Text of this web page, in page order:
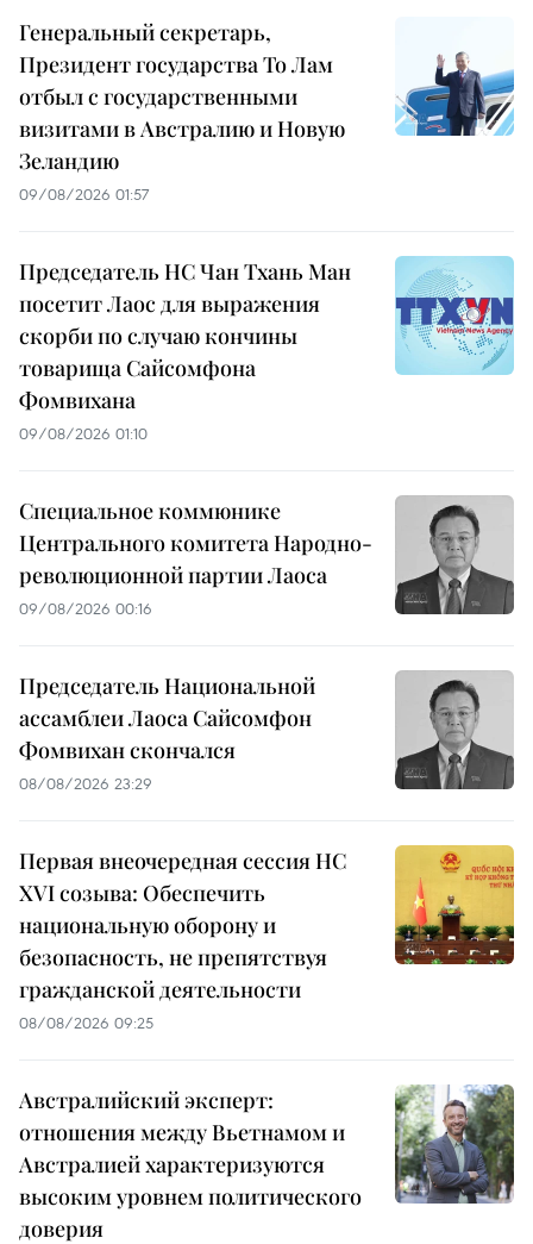
Генеральный секретарь,
Президент государства То Лам
отбыл с государственными
визитами в Австралию и Новую
Зеландию
09/08/2026 01:57
Председатель НС Чан Тхань Ман
посетит Лаос для выражения
скорби по случаю кончины
товарища Сайсомфона
Фомвихана
09/08/2026 01:10
Специальное коммюнике
Центрального комитета Народно-
революционной партии Лаоса
09/08/2026 00:16
Председатель Национальной
ассамблеи Лаоса Сайсомфон
Фомвихан скончался
08/08/2026 23:29
Первая внеочередная сессия НС
XVI созыва: Обеспечить
национальную оборону и
безопасность, не препятствуя
гражданской деятельности
08/08/2026 09:25
Австралийский эксперт:
отношения между Вьетнамом и
Австралией характеризуются
высоким уровнем политического
доверия